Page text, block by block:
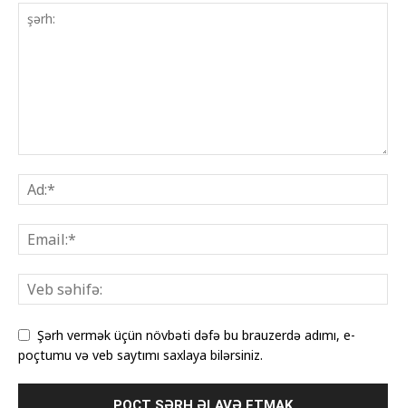
Şərh vermək üçün növbəti dəfə bu brauzerdə adımı, e-
poçtumu və veb saytımı saxlaya bilərsiniz.